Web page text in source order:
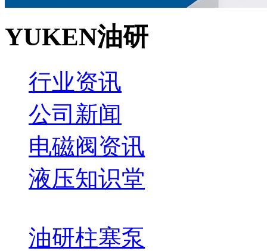
YUKEN油研
行业资讯
公司新闻
电磁阀资讯
液压知识堂
油研柱塞泵